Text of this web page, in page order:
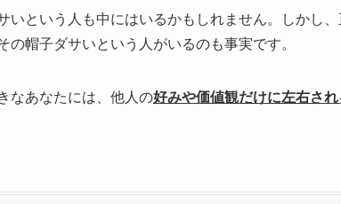
いという人も中にはいるかもしれません。しかし
の帽子ダサいという人がいるのも事実です。
なあなたには、他人の好みや価値観だけに左右さ